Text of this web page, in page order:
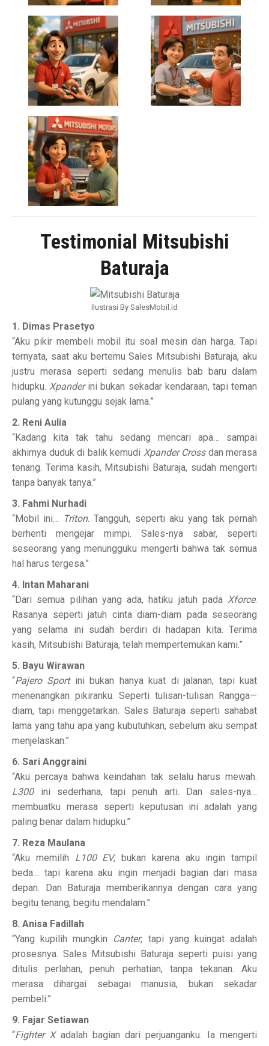
Testimonial Mitsubishi
Baturaja
Ilustrasi By SalesMobil.id
1. Dimas Prasetyo
“Aku pikir membeli mobil itu soal mesin dan harga. Tapi
ternyata, saat aku bertemu Sales Mitsubishi Baturaja, aku
justru merasa seperti sedang menulis bab baru dalam
hidupku.Xpanderini bukan sekadar kendaraan, tapi teman
pulang yang kutunggu sejak lama.”
2. Reni Aulia
“Kadang kita tak tahu sedang mencari apa… sampai
akhirnya duduk di balik kemudi Xpander Crossdan merasa
tenang. Terima kasih, Mitsubishi Baturaja, sudah mengerti
tanpa banyak tanya.”
3. Fahmi Nurhadi
“Mobil ini… Triton. Tangguh, seperti aku yang tak pernah
berhenti mengejar mimpi. Sales-nya sabar, seperti
seseorang yang menungguku mengerti bahwa tak semua
hal harus tergesa.”
4. Intan Maharani
“Dari semua pilihan yang ada, hatiku jatuh pada Xforce.
Rasanya seperti jatuh cinta diam-diam pada seseorang
yang selama ini sudah berdiri di hadapan kita. Terima
kasih, Mitsubishi Baturaja, telah mempertemukan kami.”
5. Bayu Wirawan
“Pajero Sportini bukan hanya kuat di jalanan, tapi kuat
menenangkan pikiranku. Seperti tulisan-tulisan Rangga—
diam, tapi menggetarkan. Sales Baturaja seperti sahabat
lama yang tahu apa yang kubutuhkan, sebelum aku sempat
menjelaskan.”
6. Sari Anggraini
“Aku percaya bahwa keindahan tak selalu harus mewah.
L300ini sederhana, tapi penuh arti. Dan sales-nya…
membuatku merasa seperti keputusan ini adalah yang
paling benar dalam hidupku.”
7. Reza Maulana
“Aku memilih L100 EV, bukan karena aku ingin tampil
beda… tapi karena aku ingin menjadi bagian dari masa
depan. Dan Baturaja memberikannya dengan cara yang
begitu tenang, begitu mendalam.”
8. Anisa Fadillah
“Yang kupilih mungkin Canter, tapi yang kuingat adalah
prosesnya. Sales Mitsubishi Baturaja seperti puisi yang
ditulis perlahan, penuh perhatian, tanpa tekanan. Aku
merasa dihargai sebagai manusia, bukan sekadar
pembeli.”
9. Fajar Setiawan
“Fighter Xadalah bagian dari perjuanganku. Ia mengerti